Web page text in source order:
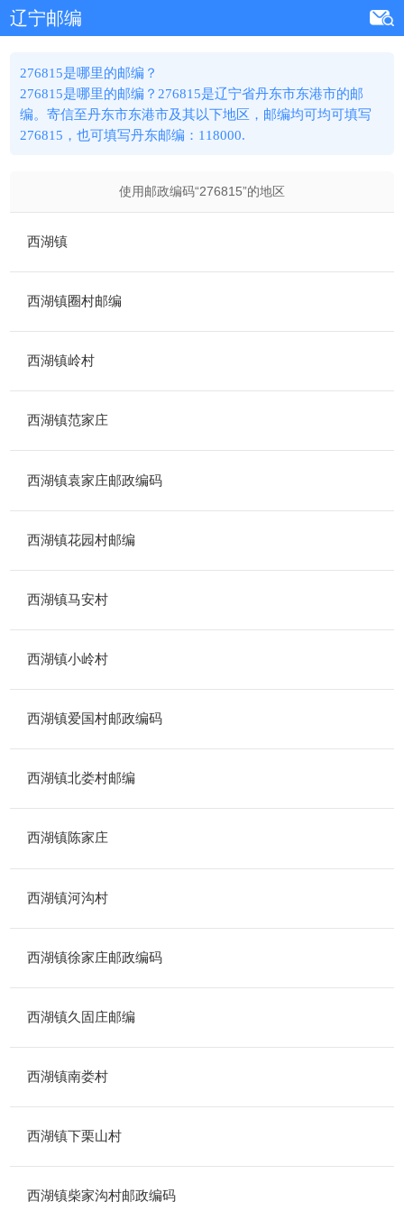
辽宁邮编
276815是哪里的邮编？
276815是哪里的邮编？276815是辽宁省丹东市东港市的邮
编。寄信至丹东市东港市及其以下地区，邮编均可均可填写
276815，也可填写丹东邮编：118000.
使用邮政编码“276815”的地区
西湖镇
西湖镇圈村邮编
西湖镇岭村
西湖镇范家庄
西湖镇袁家庄邮政编码
西湖镇花园村邮编
西湖镇马安村
西湖镇小岭村
西湖镇爱国村邮政编码
西湖镇北娄村邮编
西湖镇陈家庄
西湖镇河沟村
西湖镇徐家庄邮政编码
西湖镇久固庄邮编
西湖镇南娄村
西湖镇下栗山村
西湖镇柴家沟村邮政编码